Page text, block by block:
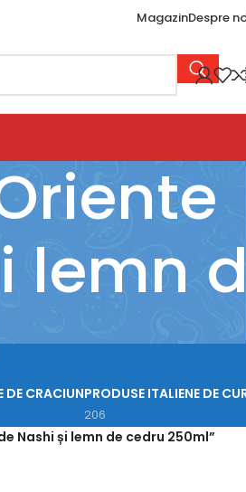
MagazinDespre
lemn
DE CRACIUNPRODUSE ITALIENE DE
206
Nashi și lemn de cedru 250ml”